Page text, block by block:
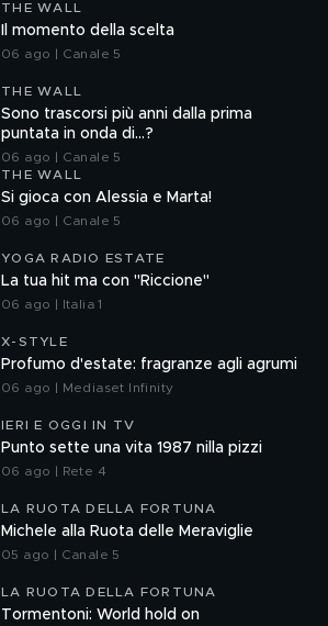
THE WALL
Il momento della scelta
06 ago | Canale 5
THE WALL
Sono trascorsi più anni dalla prima
puntata in onda di...?
06 ago | Canale 5
THE WALL
Si gioca con Alessia e Marta!
06 ago | Canale 5
YOGA RADIO ESTATE
La tua hit ma con "Riccione"
06 ago | Italia 1
X-STYLE
Profumo d'estate: fragranze agli agrumi
06 ago | Mediaset Infinity
IERI E OGGI IN TV
Punto sette una vita 1987 nilla pizzi
06 ago | Rete 4
LA RUOTA DELLA FORTUNA
Michele alla Ruota delle Meraviglie
05 ago | Canale 5
LA RUOTA DELLA FORTUNA
Tormentoni: World hold on